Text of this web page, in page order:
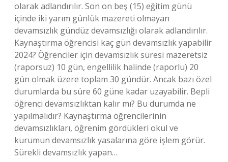
olarak adlandırılır. Son on beş (15) eğitim günü
içinde iki yarım günlük mazereti olmayan
devamsızlık gündüz devamsızlığı olarak adlandırılır.
Kaynaştırma öğrencisi kaç gün devamsızlık yapabilir
2024? Öğrenciler için devamsızlık süresi mazeretsiz
(raporsuz) 10 gün, engellilik halinde (raporlu) 20
gün olmak üzere toplam 30 gündür. Ancak bazı özel
durumlarda bu süre 60 güne kadar uzayabilir. Bepli
öğrenci devamsızlıktan kalır mı? Bu durumda ne
yapılmalıdır? Kaynaştırma öğrencilerinin
devamsızlıkları, öğrenim gördükleri okul ve
kurumun devamsızlık yasalarına göre işlem görür.
Sürekli devamsızlık yapan…